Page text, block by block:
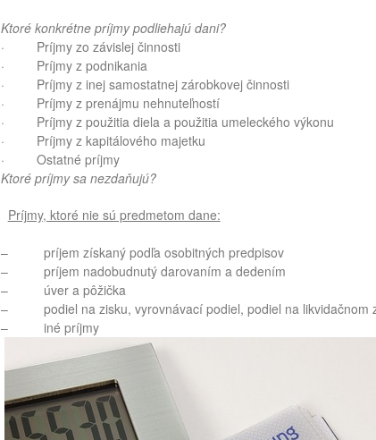
Ktoré konkrétne príjmy podliehajú dani?
· Príjmy zo závislej činnosti
· Príjmy z podnikania
· Príjmy z inej samostatnej zárobkovej činnosti
· Príjmy z prenájmu nehnuteľností
· Príjmy z použitia diela a použitia umeleckého výkonu
· Príjmy z kapitálového majetku
· Ostatné príjmy
Ktoré príjmy sa nezdaňujú?
Príjmy, ktoré nie sú predmetom dane:
– príjem získaný podľa osobitných predpisov
– príjem nadobudnutý darovaním a dedením
– úver a pôžička
– podiel na zisku, vyrovnávací podiel, podiel na likvidačnom
– iné príjmy